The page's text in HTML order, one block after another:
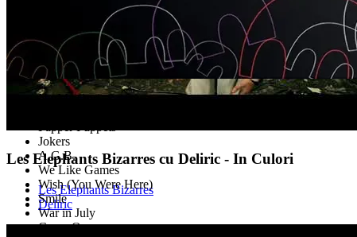
Nu Ma Opri
Jokers
A.G.B.
We Like Games
Wish (You Were Here)
Smile
War in July
Come On
Les Elephants Bizarres cu Deliric - In Culori
Les Elephants Bizarres
Deliric